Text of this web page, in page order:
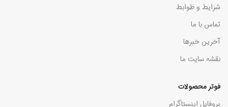
شزایط و ظوابط
تماس با ما
آخرین خبرها
نقشه سایت ما
فوتر محصولات
پروفایل اینستاگرام